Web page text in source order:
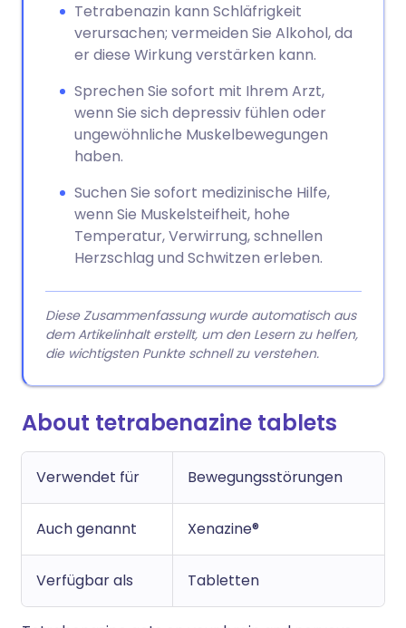
Tetrabenazin kann Schläfrigkeit
verursachen; vermeiden Sie Alkohol, da
er diese Wirkung verstärken kann.
Sprechen Sie sofort mit Ihrem Arzt,
wenn Sie sich depressiv fühlen oder
ungewöhnliche Muskelbewegungen
haben.
Suchen Sie sofort medizinische Hilfe,
wenn Sie Muskelsteifheit, hohe
Temperatur, Verwirrung, schnellen
Herzschlag und Schwitzen erleben.
Diese Zusammenfassung wurde automatisch aus
dem Artikelinhalt erstellt, um den Lesern zu helfen,
die wichtigsten Punkte schnell zu verstehen.
About tetrabenazine tablets
Verwendet für Bewegungsstörungen
Auch genannt Xenazine®
Verfügbar als Tabletten